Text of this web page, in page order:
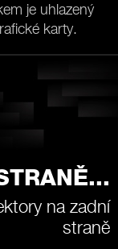
je uhlazený
karty.
na zadní
straně